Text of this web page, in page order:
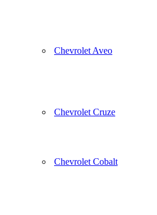
Chevrolet Aveo
Chevrolet Cruze
Chevrolet Cobalt